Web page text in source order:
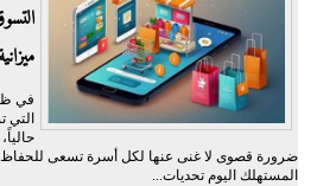
​في ظل
التي
ضرورة قصوى لا غنى عنها لكل أسرة تسعى للحفاظ
المستهلك اليوم تحديات...